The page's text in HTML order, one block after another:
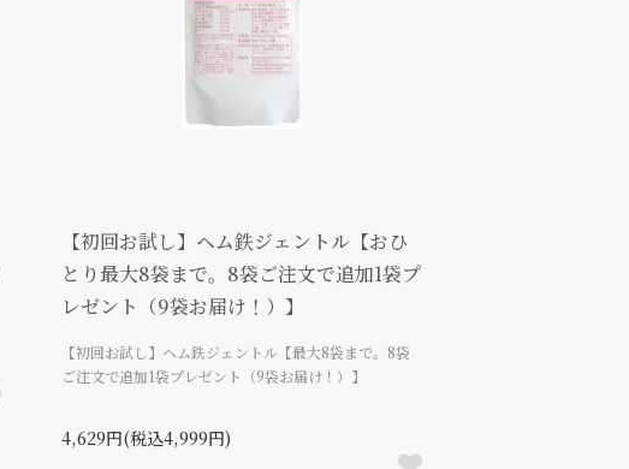
【初回お試し】ヘム鉄ジェントル【おひ
とり最大8袋まで。8袋ご注文で追加1袋プ
レゼント（9袋お届け！）】
【初回お試し】ヘム鉄ジェントル【最大8袋まで。8袋
ご注文で追加1袋プレゼント（9袋お届け！）】
4,629円(税込4,999円)